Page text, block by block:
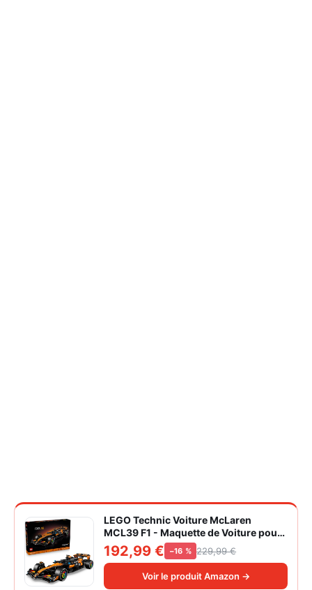
LEGO Technic Voiture McLaren
MCL39 F1 - Maquette de Voiture pour
Adulte - Set de Construction Formule 1
Collector - Moteur V6 & Différentiel -
Idée Cadeau pour Fans de Sport
Automobile 42228
192,99 € −16 % 229,99 €
Voir le produit Amazon →